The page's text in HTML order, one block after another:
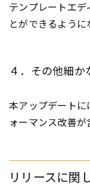
テンプレートエ
とができるように
４．その他細か
本アップデート
ォーマンス改善が
リリースに関